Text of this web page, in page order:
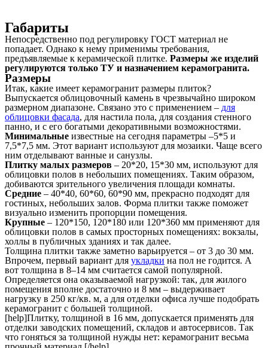
Габариты
Непосредственно под регулировку ГОСТ материал не
попадает. Однако к нему применимы требования,
предъявляемые к керамической плитке. Размеры же изделий
регулируются только ТУ и назначением керамогранита.
Размеры
Итак, какие имеет керамогранит размеры плиток?
Выпускается облицовочный камень в чрезвычайно широком
размерном диапазоне. Связано это с применением – для
облицовки фасада, для настила пола, для создания стенного
панно, и с его богатыми декоративными возможностями.
Минимальные известные на сегодня параметры –5*5 и
7,5*7,5 мм. Этот вариант используют для мозаики. Чаще всего
ним отделывают ванные и санузлы.
Плитку малых размеров – 20*20, 15*30 мм, используют для
облицовки полов в небольших помещениях. Таким образом,
добиваются зрительного увеличения площади комнаты.
Средние – 40*40, 60*60, 60*90 мм, прекрасно подходят для
гостиных, небольших залов. Форма плитки также поможет
визуально изменить пропорции помещения.
Крупные – 120*150, 120*180 или 120*360 мм применяют для
облицовки полов в самых просторных помещениях: вокзалы,
холлы в публичных зданиях и так далее.
Толщина плитки также заметно варьируется – от 3 до 30 мм.
Впрочем, первый вариант для укладки на пол не годится. А
вот толщина в 8–14 мм считается самой популярной.
Определяется она оказываемой нагрузкой: так, для жилого
помещения вполне достаточно и 8 мм – выдерживает
нагрузку в 250 кг/кв. м, а для отделки офиса лучше подобрать
керамогранит с большей толщиной.
[help]Плитку, толщиной в 16 мм, допускается применять для
отделки заводских помещений, складов и автосервисов. Так
что гоняться за толщиной нужды нет: керамогранит весьма